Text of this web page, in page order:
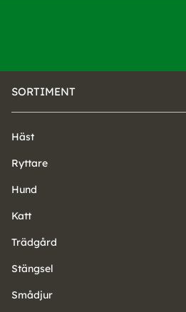
SORTIMENT
Häst
Ryttare
Hund
Katt
Trädgård
Stängsel
Smådjur